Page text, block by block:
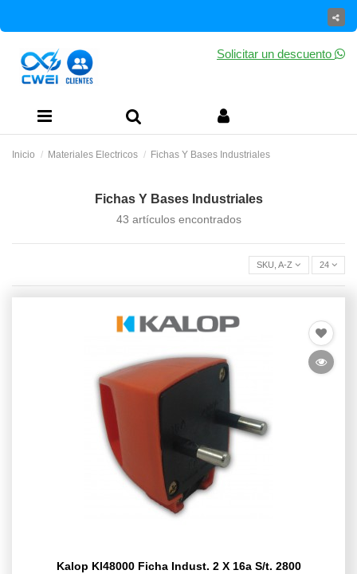
Solicitar un descuento
Inicio Materiales Electricos Fichas Y Bases Industriales
Fichas Y Bases Industriales
43 artículos encontrados
SKU, A-Z
Kalop Kl48000 Ficha Indust. 2 X 16a S/t. 2800